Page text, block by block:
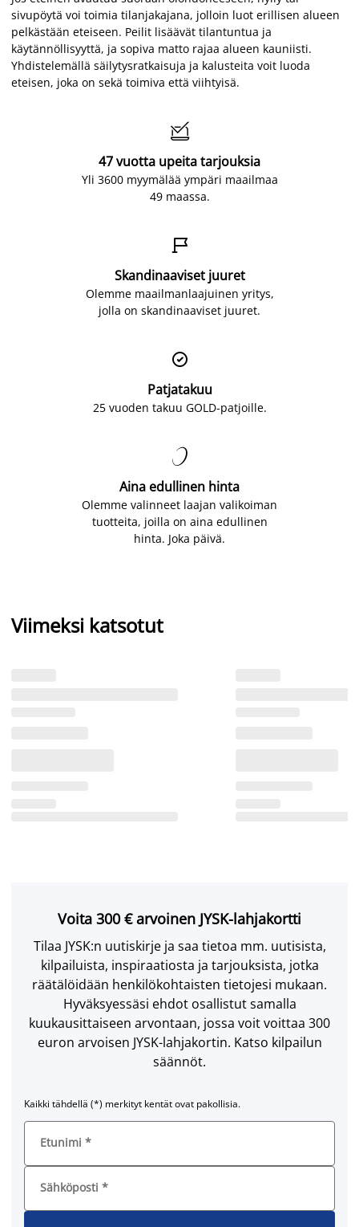
sivupöytä voi toimia tilanjakajana, jolloin luot erillisen alueen
pelkästään eteiseen. Peilit lisäävät tilantuntua ja
käytännöllisyyttä, ja sopiva matto rajaa alueen kauniisti.
Yhdistelemällä säilytysratkaisuja ja kalusteita voit luoda
eteisen, joka on sekä toimiva että viihtyisä.

47 vuotta upeita tarjouksia
Yli 3600 myymälää ympäri maailmaa
49 maassa.

Skandinaaviset juuret
Olemme maailmanlaajuinen yritys,
jolla on skandinaaviset juuret.

Patjatakuu
25 vuoden takuu GOLD-patjoille.

Aina edullinen hinta
Olemme valinneet laajan valikoiman
tuotteita, joilla on aina edullinen
hinta. Joka päivä.
Viimeksi katsotut
Voita 300 € arvoinen JYSK-lahjakortti
Tilaa JYSK:n uutiskirje ja saa tietoa mm. uutisista,
kilpailuista, inspiraatiosta ja tarjouksista, jotka
räätälöidään henkilökohtaisten tietojesi mukaan.
Hyväksyessäsi ehdot osallistut samalla
kuukausittaiseen arvontaan, jossa voit voittaa 300
euron arvoisen JYSK-lahjakortin. Katso kilpailun
säännöt.
Kaikki tähdellä (*) merkityt kentät ovat pakollisia.
Etunimi *
Sähköposti *